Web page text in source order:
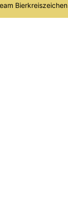
Bierkreiszeichen